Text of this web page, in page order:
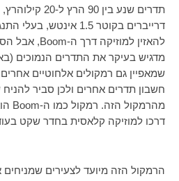
תדרים שנע בין
להאזין למוזיקה דרך ה-Boom, אבל
מדגיש בעיקר את התדרים הנמוכים
שמאפיין גם רמקולים אלחוטיים
חשבון תדרים אחרים ולכן סביר להניח
מהרמקול הזה. רמקול כמו ה-Boom
דרכו למוזיקה קלאסית בחדר שקט
הרמקול הזה מיועד לצעירים